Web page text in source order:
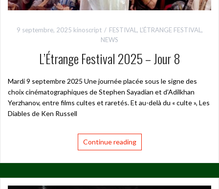
9 septembre, 2025 kinoscript FESTIVAL , L’ÉTRANGE FESTIVAL ,
NEWS
L’Étrange Festival 2025 – Jour 8
Mardi 9 septembre 2025 Une journée placée sous le signe des
choix cinématographiques de Stephen Sayadian et d’Adilkhan
Yerzhanov, entre films cultes et raretés. Et au-delà du « culte », Les
Diables de Ken Russell
Continue reading